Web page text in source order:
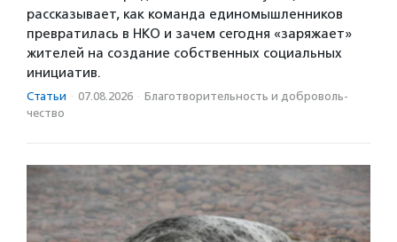
рассказывает, как команда единомышленников
превратилась в НКО и зачем сегодня «заряжает»
жителей на создание собственных социальных
инициатив.
Статьи · 07.08.2026 · Благотвори­тель­ность и доброволь­
чест­во